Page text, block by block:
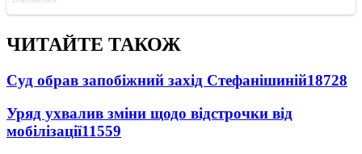
ЧИТАЙТЕ ТАКОЖ
Суд обрав запобіжний захід Стефанішиній18728
Уряд ухвалив зміни щодо відстрочки від
мобілізації11559